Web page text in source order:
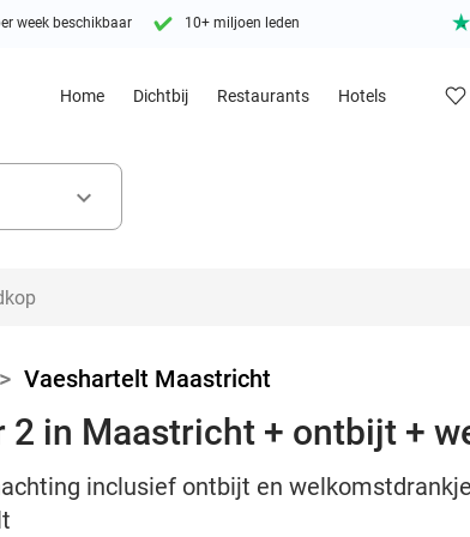
week beschikbaar 10+ miljoen leden
Home Dichtbij Restaurants Hotels
keyboard_arrow_down
> Vaeshartelt Maastricht
2 in Maastricht + ontbijt +
inclusief ontbijt en